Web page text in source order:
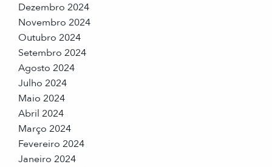
Dezembro 2024
Novembro 2024
Outubro 2024
Setembro 2024
Agosto 2024
Julho 2024
Maio 2024
Abril 2024
Março 2024
Fevereiro 2024
Janeiro 2024